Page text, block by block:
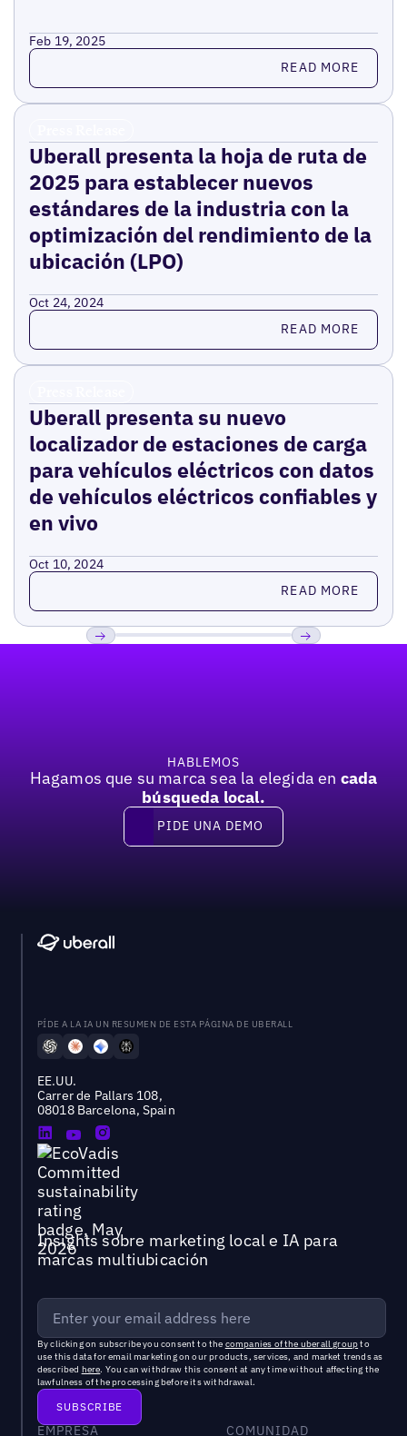
Feb 19, 2025
Read more READ MORE
Uberall presenta la hoja de ruta de
2025 para establecer nuevos
estándares de la industria con la
optimización del rendimiento de la
ubicación (LPO)
Oct 24, 2024
Read more READ MORE
Uberall presenta su nuevo
localizador de estaciones de carga
para vehículos eléctricos con datos
de vehículos eléctricos confiables y
en vivo
Oct 10, 2024
Read more READ MORE
HABLEMOS
Hagamos que su marca sea la elegida en cada
búsqueda local.
Pide una demo
PIDE UNA DEMO
PÍDE A LA IA UN RESUMEN DE ESTA PÁGINA DE UBERALL
EE.UU.
Carrer de Pallars 108,
08018 Barcelona, Spain
Insights sobre marketing local e IA para
marcas multiubicación
By clicking on subscribe you consent to the companies of the uberall groupto
use this data for email marketing on our products, services, and market trends as
described here. You can withdraw this consent at any time without affecting the
lawfulness of the processing before its withdrawal.
EMPRESA COMUNIDAD